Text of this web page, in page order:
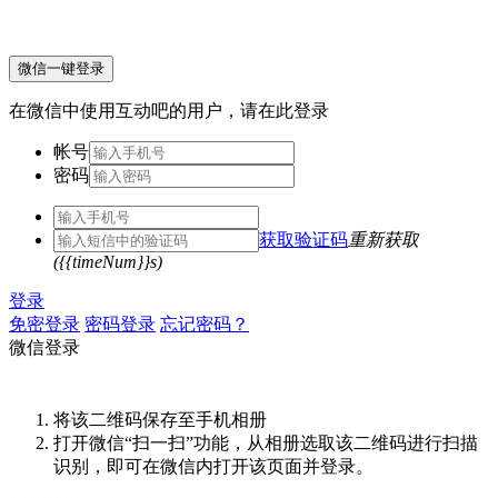
微信一键登录
在微信中使用互动吧的用户，请在此登录
帐号
密码
获取验证码重新获取
({{timeNum}}s)
登录
免密登录 密码登录 忘记密码？
微信登录
将该二维码保存至手机相册
打开微信“扫一扫”功能，从相册选取该二维码进行扫描
识别，即可在微信内打开该页面并登录。